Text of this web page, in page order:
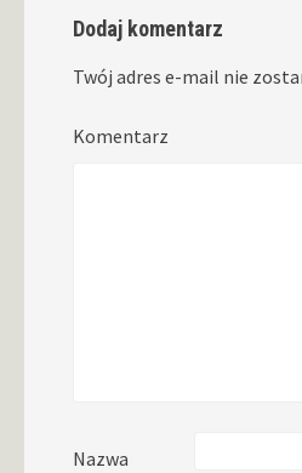
Dodaj komentarz
Twój adres e-mail nie
Komentarz
Nazwa